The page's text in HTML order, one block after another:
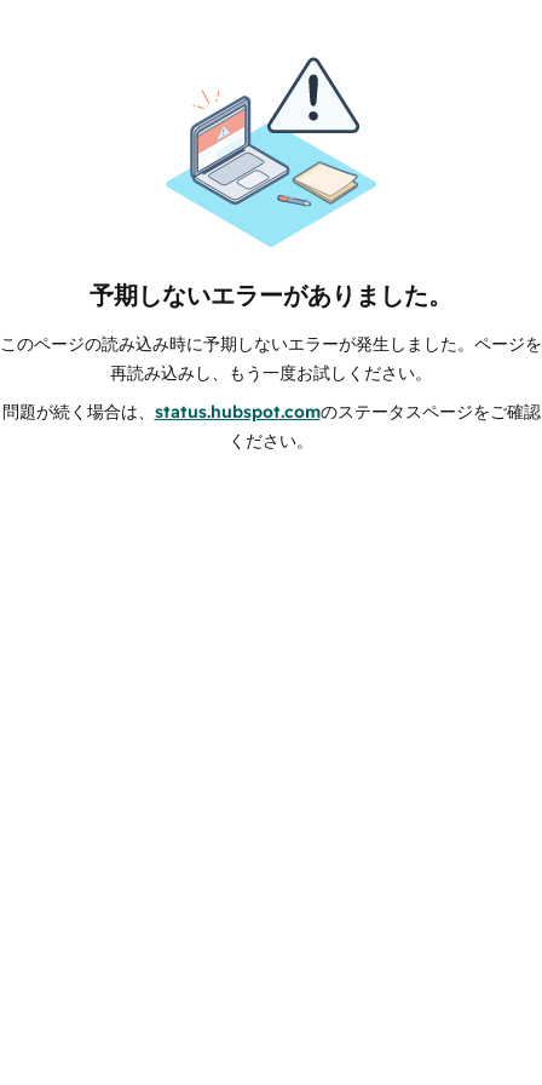
予期しないエラーがありました。
このページの読み込み時に予期しないエラーが発生しました。ページを
再読み込みし、もう一度お試しください。
問題が続く場合は、 status.hubspot.comのステータスページをご確認
ください。